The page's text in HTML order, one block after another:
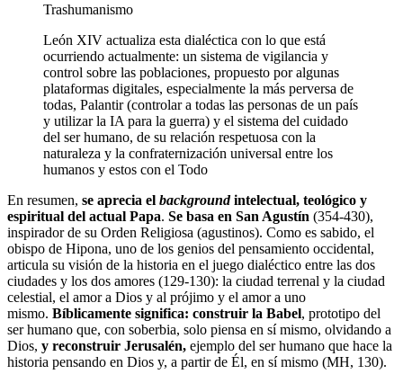
Trashumanismo
León XIV actualiza esta dialéctica con lo que está
ocurriendo actualmente: un sistema de vigilancia y
control sobre las poblaciones, propuesto por algunas
plataformas digitales, especialmente la más perversa de
todas, Palantir (controlar a todas las personas de un país
y utilizar la IA para la guerra) y el sistema del cuidado
del ser humano, de su relación respetuosa con la
naturaleza y la confraternización universal entre los
humanos y estos con el Todo
En resumen, se aprecia el backgroundintelectual, teológico y
espiritual del actual Papa. Se basa en San Agustín (354-430),
inspirador de su Orden Religiosa (agustinos). Como es sabido, el
obispo de Hipona, uno de los genios del pensamiento occidental,
articula su visión de la historia en el juego dialéctico entre las dos
ciudades y los dos amores (129-130): la ciudad terrenal y la ciudad
celestial, el amor a Dios y al prójimo y el amor a uno
mismo. Bíblicamente significa: construir la Babel, prototipo del
ser humano que, con soberbia, solo piensa en sí mismo, olvidando a
Dios, y reconstruir Jerusalén, ejemplo del ser humano que hace la
historia pensando en Dios y, a partir de Él, en sí mismo (MH, 130).